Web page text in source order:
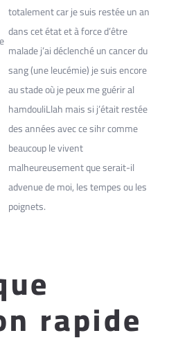
totalement car je suis restée un an
dans cet état et à force d’être
malade j’ai déclenché un cancer du
sang (une leucémie) je suis encore
au stade où je peux me guérir al
hamdouliLlah mais si j’était restée
des années avec ce sihr comme
beaucoup le vivent
malheureusement que serait-il
advenue de moi, les tempes ou les
poignets.
rapide